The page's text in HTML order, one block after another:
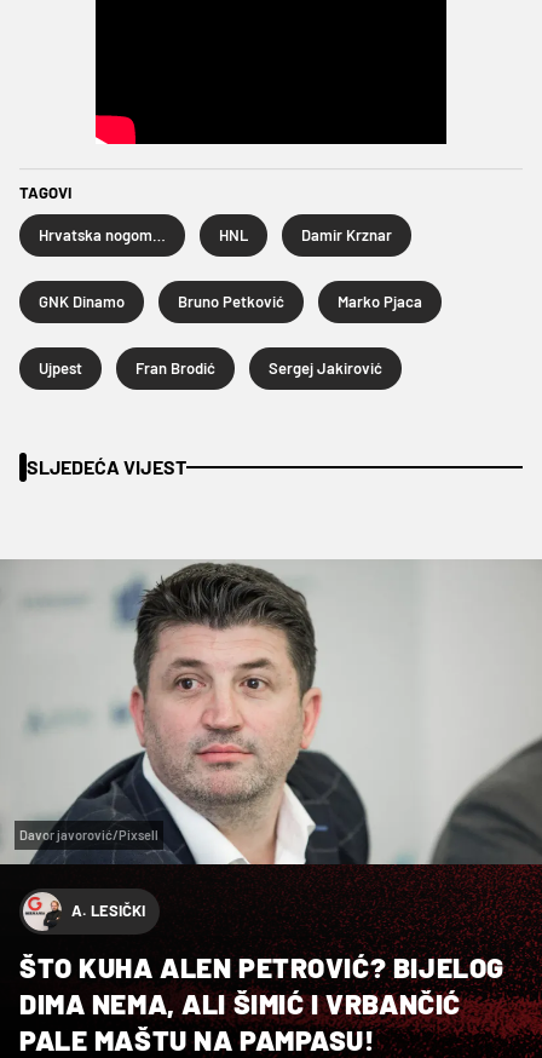
TAGOVI
HNL Damir Krznar
GNK Dinamo Bruno Petković Marko Pjaca
Ujpest Fran Brodić Sergej Jakirović
SLJEDEĆA VIJEST
Davor javorović/Pixsell
A. LESIČKI
ŠTO KUHA ALEN PETROVIĆ? BIJELOG
DIMA NEMA, ALI ŠIMIĆ I VRBANČIĆ
PALE MAŠTU NA PAMPASU!